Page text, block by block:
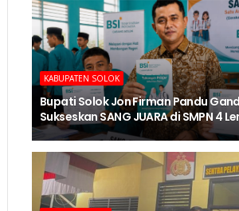
KABUPATEN SOLOK
Bupati Solok Jon Firman Pandu
Sukseskan SANG JUARA di SMPN 4